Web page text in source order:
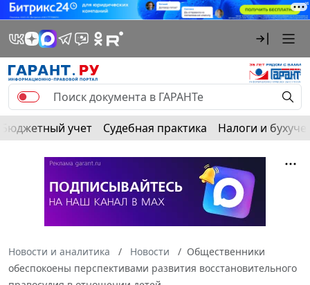
Бюджетный учет Судебная практика Налоги и
Новости и аналитика Новости
Общественники
обеспокоены перспективами развития восстановительного